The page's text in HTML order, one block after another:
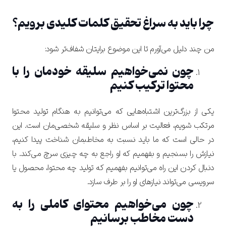
چرا باید به سراغ تحقیق کلمات کلیدی برویم؟
من چند دلیل می‌آورم تا این موضوع برایتان شفاف‌تر شود:
چون نمی‌خواهیم سلیقه‌ خودمان را با
محتوا ترکیب کنیم
یکی از بزرگ‌ترین اشتباه‌هایی که می‌توانیم به هنگام تولید محتوا
مرتکب شویم، فعالیت بر اساس نظر و سلیقه شخصی‌مان است. این
در حالی است که ما باید نسبت به مخاطبمان شناخت پیدا کنیم،
نیازش را بسنجیم و بفهمیم که او راجع به چه چیزی سرچ می‌کند. با
دنبال کردن این راه می‌توانیم بفهمیم که تولید چه محتوا، محصول یا
سرویسی می‌تواند نیازهای او را بر طرف سازد.
چون می‌خواهیم محتوای کاملی را به
دست مخاطب برسانیم